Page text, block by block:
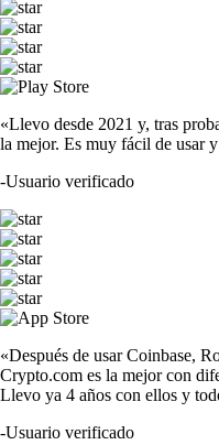
«Llevo desde 2021 y, tras
la mejor. Es muy fácil de usar
-Usuario verificado
«Después de usar Coinbase,
Crypto.com es la mejor con
Llevo ya 4 años con ellos y
-Usuario verificado